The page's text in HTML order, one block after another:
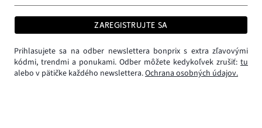
ZAREGISTRUJTE SA
Prihlasujete sa na odber newslettera bonprix s extra zľavovými
kódmi, trendmi a ponukami. Odber môžete kedykoľvek zrušiť: tu
alebo v pätičke každého newslettera.Ochrana osobných údajov.